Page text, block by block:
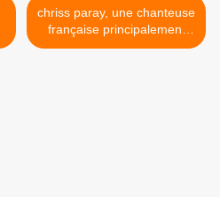
chriss paray, une chanteuse
française principalement
issue de ces années 1970 à